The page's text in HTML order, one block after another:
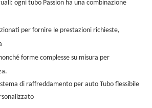
ogni tubo Passion ha una combinazione
per fornire le prestazioni richieste,
forme complesse su misura per